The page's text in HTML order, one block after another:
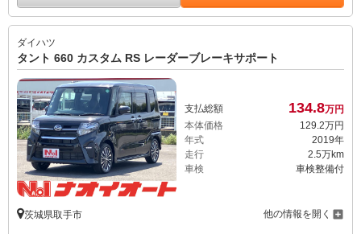
ダイハツ
タント 660 カスタム RS レーダーブレーキサポート
支払総額 134.8万円
本体価格
129. 2万円
年式
2019年
走行
2.5万km
車検
車検整備付
茨城県取手市 他の情報を開く